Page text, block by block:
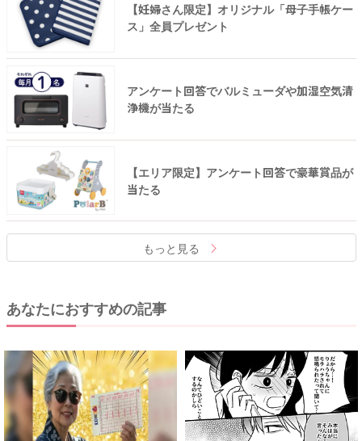
【妊婦さん限定】オリジナル「母子手帳ケー
ス」全員プレゼント
アンケート回答でバルミューダや加湿空気清
浄機が当たる
【エリア限定】アンケート回答で豪華賞品が
当たる
もっと見る
あなたにおすすめの記事